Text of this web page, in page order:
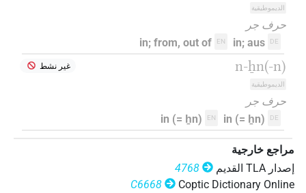
الديموطيقية
حرف جر
DE
in; aus
EN
in; from, out of
n-ẖn(-n)
الديموطيقية
غير نشط
حرف جر
DE
in (= ẖn)
EN
in (= ẖn)
مراجع خارجية
إصدار‏ ‏TLA‏ القديم
4768
Coptic Dictionary Online
C6668